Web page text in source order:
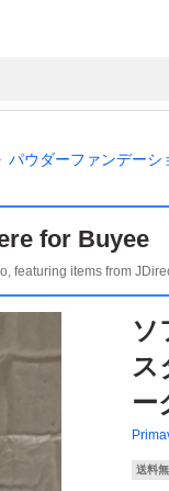
パウダーファンデーシ
for Buyee
featuring items from
ソ
ス
ー
送料